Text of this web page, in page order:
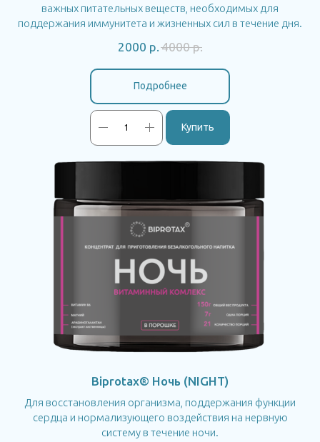
важных питательных веществ, необходимых для
поддержания иммунитета и жизненных сил в течение дня.
2000 р.4000 р.
Подробнее
Купить
Biprotax® Ночь (NIGHT)
Для восстановления организма, поддержания функции
сердца и нормализующего воздействия на нервную
систему в течение ночи.